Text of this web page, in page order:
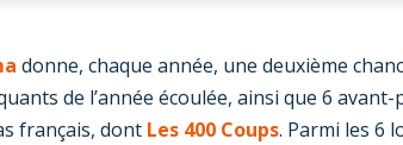
donne, chaque année, une deuxième
de l’année écoulée, ainsi que 6
français, dont Les 400 Coups. Parmi les 6